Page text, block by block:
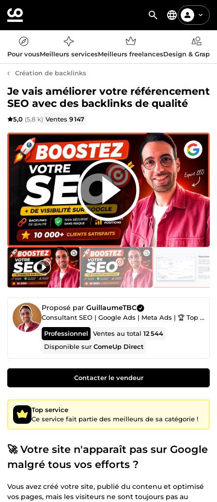
Pour vousMeilleurs servicesMeilleurs freelancesDesign &
Création de backlinks
Je vais améliorer votre référencement
SEO avec des backlinks de qualité
5,0 (5,8 k) Ventes9 147
Proposé par GuillaumeTBC
Consultant SEO | Google Ads | Meta Ads | 🏆 Top Freelance n°1
Professionnel Ventes au total12 544
Disponible surComeUp Direct
Contacter le vendeur
Top service
Ce service fait partie des meilleurs de sa catégorie !
🚀 Votre site n'apparaît pas sur Google
malgré tous vos efforts ?
Vous avez créé votre site, publié du contenu et optimisé
vos pages, mais les visiteurs ne sont toujours pas au